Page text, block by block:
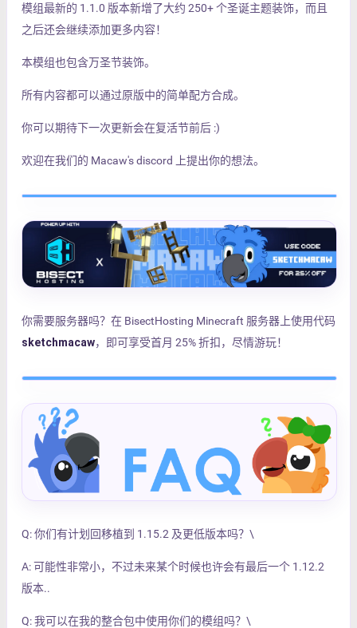
模组最新的 1.1.0 版本新增了大约 250+ 个圣诞主题装饰，而且
之后还会继续添加更多内容！
本模组也包含万圣节装饰。
所有内容都可以通过原版中的简单配方合成。
你可以期待下一次更新会在复活节前后 :)
欢迎在我们的 Macaw's discord 上提出你的想法。
你需要服务器吗？在 BisectHosting Minecraft 服务器上使用代码
sketchmacaw，即可享受首月 25% 折扣，尽情游玩！
Q: 你们有计划回移植到 1.15.2 及更低版本吗？\
A: 可能性非常小，不过未来某个时候也许会有最后一个 1.12.2
版本..
Q: 我可以在我的整合包中使用你们的模组吗？\